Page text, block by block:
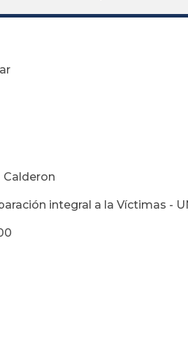
Calderon
integral a la Víctimas -